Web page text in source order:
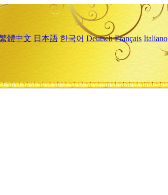
體中文 日本語 한국어 Deutsch Français Italiano